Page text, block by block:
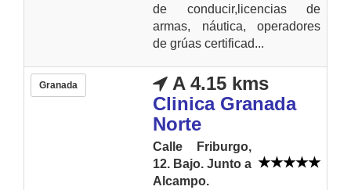
de conducir,licencias de
armas, náutica, operadores
de grúas certificad...
Granada
A 4.15 kms
Clinica Granada
Norte
Calle Friburgo,
12. Bajo. Junto a
Alcampo.